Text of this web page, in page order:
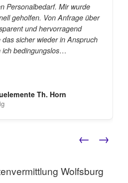
geholfen. Von Anfrage über
und hervorragend
sicher wieder in Anspruch
bedingungslos
weiter so. Alles Gute! Und
Th. Horn
← →
Wolfsburg